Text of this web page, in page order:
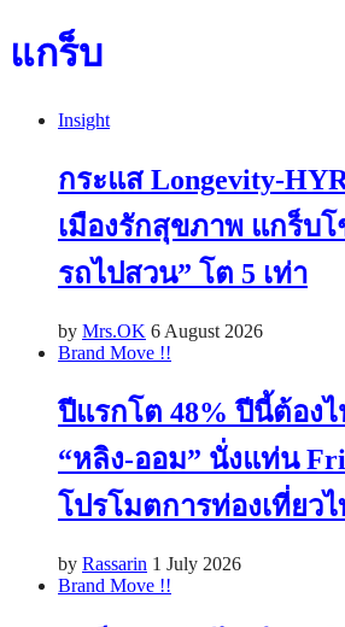
แกร็บ
Insight
กระแส Longevity-
เมืองรักสุขภาพ แกร็บโ
รถไปสวน” โต 5 เท่า
by Mrs.OK 6 August 2026
Brand Move !!
ปีแรกโต 48% ปีนี้ต้อง
“หลิง-ออม” นั่งแท่น
โปรโมตการท่องเที่ยว
by Rassarin 1 July 2026
Brand Move !!